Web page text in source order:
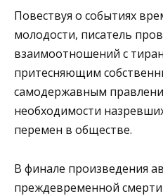
Повествуя о событиях
молодости, писатель
взаимоотношений с
притесняющим
самодержавным
необходимости
перемен в обществе.
В финале произведения
преждевременной